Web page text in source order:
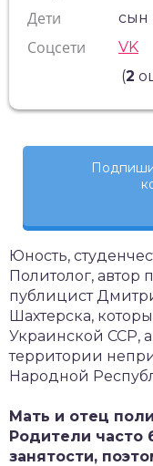
Дети сын
Соцсети
VK
(2
Юность,
Политолог, автор
публицист
Шахтерска,
Украинской ССР,
территории
Народной
Мать и отец
Родители часто
занятости,